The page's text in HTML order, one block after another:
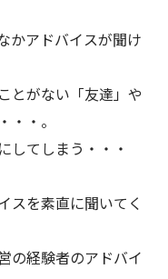
かアドバイスが聞け
とがない「友達」や
・・。
してしまう・・・
スを素直に聞いてく
の経験者のアドバイ